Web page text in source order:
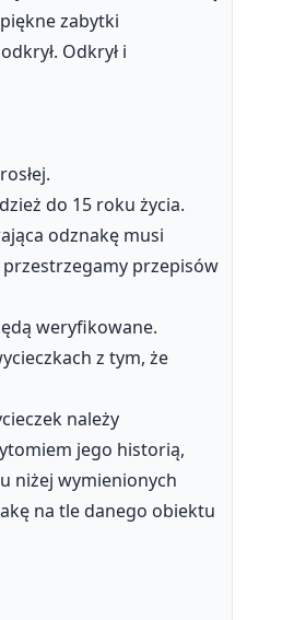
zabytki
Odkrył i
do 15 roku życia.
odznakę musi
przepisów
weryfikowane.
z tym, że
należy
jego historią,
niżej wymienionych
na tle danego obiektu